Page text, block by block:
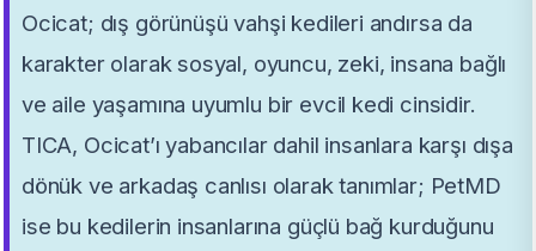
Ocicat; dış görünüşü vahşi kedileri andırsa da
karakter olarak sosyal, oyuncu, zeki, insana bağlı
ve aile yaşamına uyumlu bir evcil kedi cinsidir.
TICA, Ocicat’ı yabancılar dahil insanlara karşı dışa
dönük ve arkadaş canlısı olarak tanımlar; PetMD
ise bu kedilerin insanlarına güçlü bağ kurduğunu